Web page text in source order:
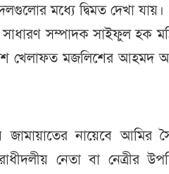
মধ্যে দ্বিমত দেখা যায়।
সাধারণ সম্পাদক সাইফুল হক
খেলাফত মজলিশের আহমদ
নায়েবে আমির
নেতা বা নেত্রীর